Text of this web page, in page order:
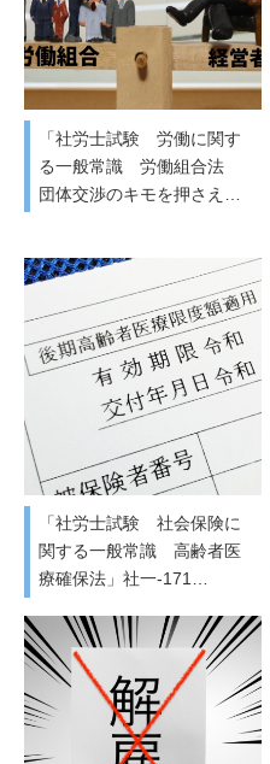
「社労士試験 労働に関す
る一般常識 労働組合法
団体交渉のキモを押さえ…
「社労士試験 社会保険に
関する一般常識 高齢者医
療確保法」社一-171…